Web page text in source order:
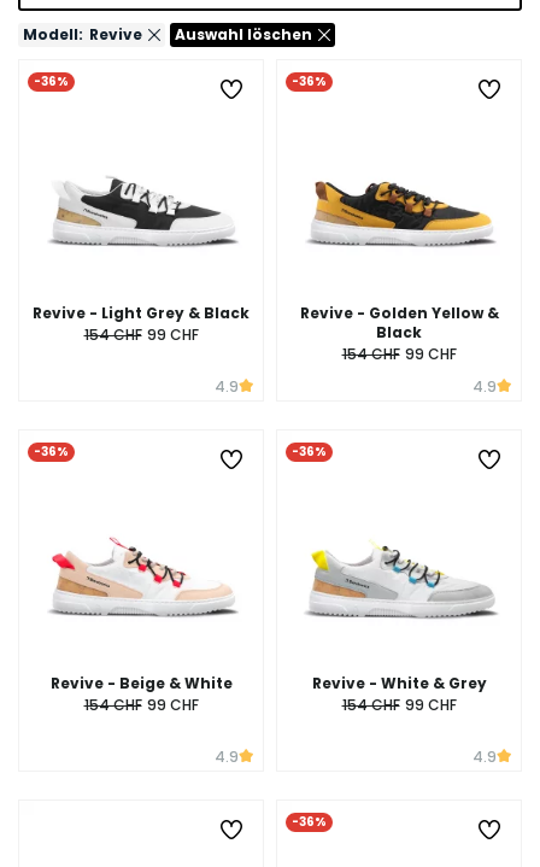
Modell: Revive Auswahl löschen
-36%
Revive - Light Grey & Black
154 CHF 99 CHF
4.9
-36%
Revive - Golden Yellow &
Black
154 CHF 99 CHF
4.9
-36%
Revive - Beige & White
154 CHF 99 CHF
4.9
-36%
Revive - White & Grey
154 CHF 99 CHF
4.9
-36%